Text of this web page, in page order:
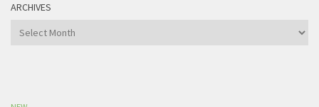
ARCHIVES
Archives